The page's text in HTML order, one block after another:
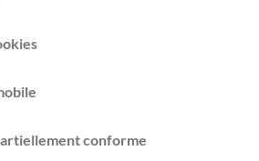
conforme